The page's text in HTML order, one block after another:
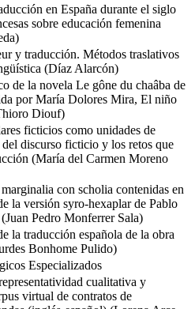
en España durante el siglo
sobre educación femenina
y traducción. Métodos traslativos
(Díaz Alarcón)
de la novela Le gône du chaâba de
por María Dolores Mira, El niño
Diouf)
ficticios como unidades de
discurso ficticio y los retos que
(María del Carmen Moreno
con scholia contenidas en
la versión syro-hexaplar de Pablo
Pedro Monferrer Sala)
la traducción española de la obra
Bonhome Pulido)
Especializados
cualitativa y
virtual de contratos de